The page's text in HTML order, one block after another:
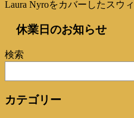
Laura Nyroをカバーしたスウ
休業日のお知らせ
検索
カテゴリー